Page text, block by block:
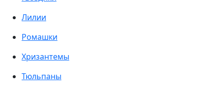
Лилии
Ромашки
Хризантемы
Тюльпаны